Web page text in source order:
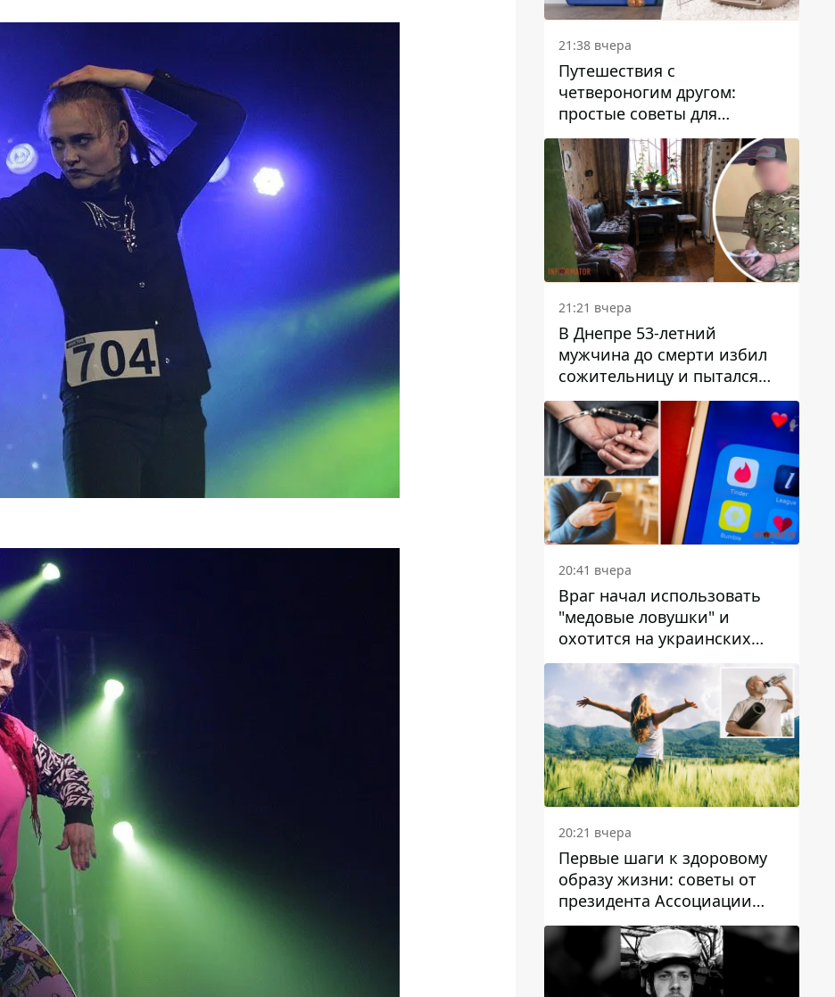
21:38 вчера
Путешествия с
четвероногим другом:
простые советы для
поездок с животными
21:21 вчера
В Днепре 53-летний
мужчина до смерти избил
сожительницу и пытался
скрыть преступление:
детали
20:41 вчера
Враг начал использовать
"медовые ловушки" и
охотится на украинских
военнослужащих
20:21 вчера
Первые шаги к здоровому
образу жизни: советы от
президента Ассоциации
диетологов Украины